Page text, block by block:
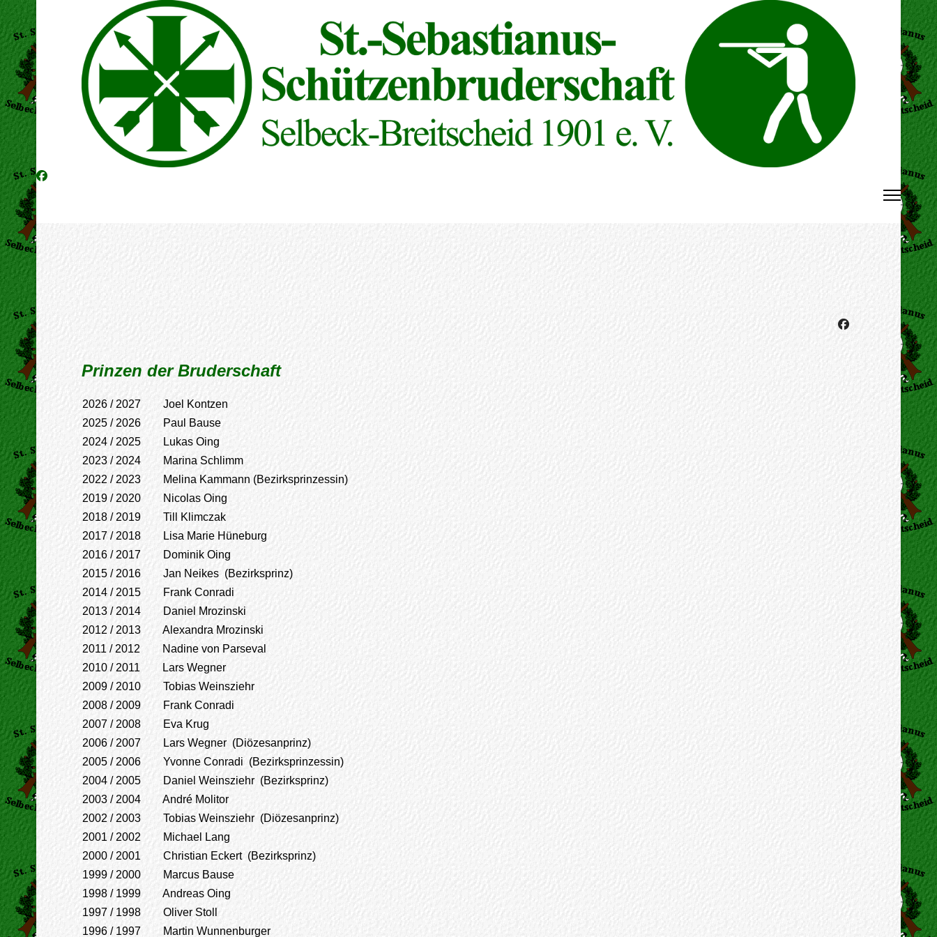
Prinzen der Bruderschaft
2026 / 2027 Joel Kontzen
2025 / 2026 Paul Bause
2024 / 2025 Lukas Oing
2023 / 2024 Marina Schlimm
2022 / 2023 Melina Kammann (Bezirksprinzessin)
2019 / 2020 Nicolas Oing
2018 / 2019 Till Klimczak
2017 / 2018 Lisa Marie Hüneburg
2016 / 2017 Dominik Oing
2015 / 2016 Jan Neikes (Bezirksprinz)
2014 / 2015 Frank Conradi
2013 / 2014 Daniel Mrozinski
2012 / 2013 Alexandra Mrozinski
2011 / 2012 Nadine von Parseval
2010 / 2011 Lars Wegner
2009 / 2010 Tobias Weinsziehr
2008 / 2009 Frank Conradi
2007 / 2008 Eva Krug
2006 / 2007 Lars Wegner (Diözesanprinz)
2005 / 2006 Yvonne Conradi (Bezirksprinzessin)
2004 / 2005 Daniel Weinsziehr (Bezirksprinz)
2003 / 2004 André Molitor
2002 / 2003 Tobias Weinsziehr (Diözesanprinz)
2001 / 2002 Michael Lang
2000 / 2001 Christian Eckert (Bezirksprinz)
1999 / 2000 Marcus Bause
1998 / 1999 Andreas Oing
1997 / 1998 Oliver Stoll
1996 / 1997 Martin Wunnenburger